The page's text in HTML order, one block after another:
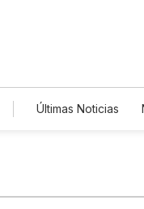
Últimas Noticias